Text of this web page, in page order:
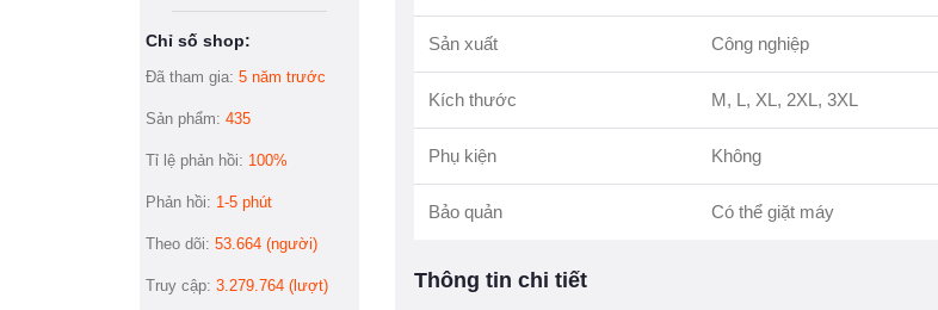
Chỉ số shop:
Đã tham gia: 5 năm trước
Sản phẩm: 435
Tỉ lệ phản hồi: 100%
Phản hồi: 1-5 phút
Theo dõi: 53.664 (người)
Truy cập: 3.279.764 (lượt)
Sản xuất Công nghiệp
Kích thước M, L, XL, 2XL, 3XL
Phụ kiện Không
Bảo quản Có thể giặt máy
Thông tin chi tiết